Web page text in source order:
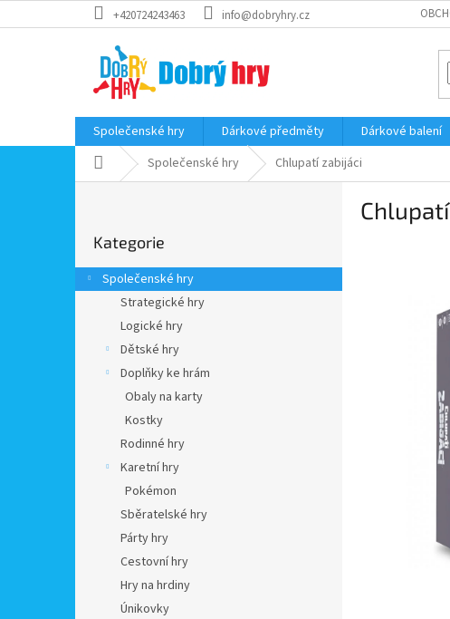
na
+420724243463 info@dobryhry.cz
Společenské hry Dárkové předměty Dárkové balení
Domů Společenské hry Chlupatí zabijáci
r
a
kategorie
Kategorie
Společenské hry
Strategické hry
Logické hry
Dětské hry
Doplňky ke hrám
Obaly na karty
Kostky
Rodinné hry
Karetní hry
Pokémon
Sběratelské hry
Párty hry
Cestovní hry
Hry na hrdiny
Únikovky